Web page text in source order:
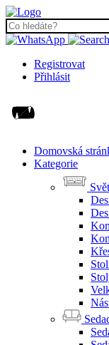
Registrovat
Přihlásit
Domovská
Kategorie